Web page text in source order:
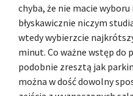
chyba, że nie macie
błyskawicznie niczym
wtedy wybierzcie
minut. Co ważne wstęp do
podobnie zresztą jak
można w dość dowolny